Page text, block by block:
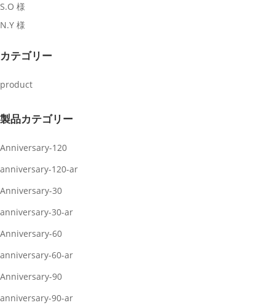
S.O 様
N.Y 様
カテゴリー
product
製品カテゴリー
Anniversary-120
anniversary-120-ar
Anniversary-30
anniversary-30-ar
Anniversary-60
anniversary-60-ar
Anniversary-90
anniversary-90-ar